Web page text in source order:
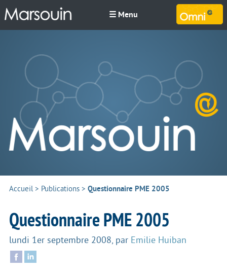
☰ Menu
Accueil> Publications > Questionnaire PME 2005
Questionnaire PME 2005
lundi 1er septembre 2008, par Emilie Huiban